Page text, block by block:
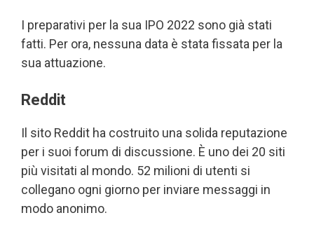
I preparativi per la sua IPO 2022 sono già stati
fatti. Per ora, nessuna data è stata fissata per la
sua attuazione.
Reddit
Il sito Reddit ha costruito una solida reputazione
per i suoi forum di discussione. È uno dei 20 siti
più visitati al mondo. 52 milioni di utenti si
collegano ogni giorno per inviare messaggi in
modo anonimo.